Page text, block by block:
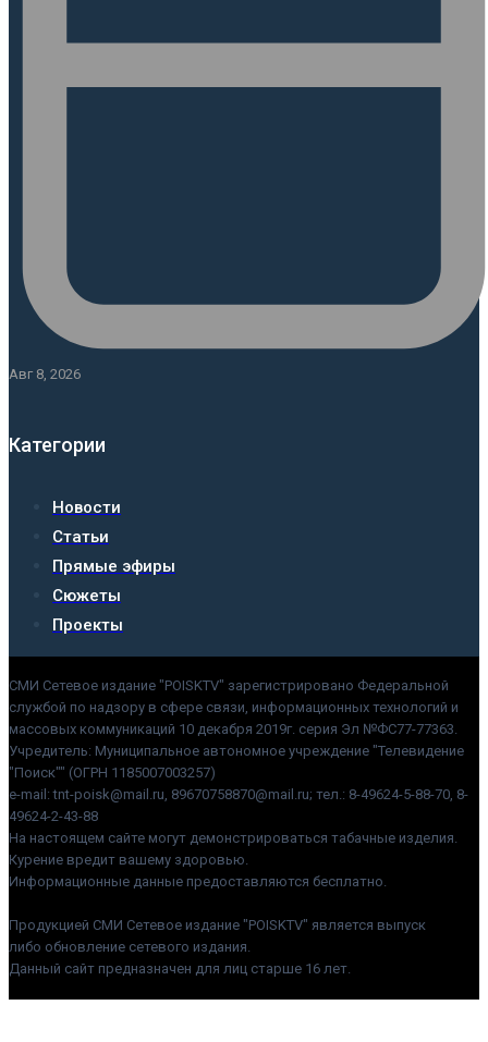
Авг 8, 2026
Категории
Новости
Статьи
Прямые эфиры
Сюжеты
Проекты
СМИ Сетевое издание "POISKTV" зарегистрировано Федеральной
службой по надзору в сфере связи, информационных технологий и
массовых коммуникаций 10 декабря 2019г. серия Эл №ФС77-77363.
Учредитель: Муниципальное автономное учреждение "Телевидение
"Поиск"" (ОГРН 1185007003257)
e-mail: tnt-poisk@mail.ru, 89670758870@mail.ru; тел.: 8-49624-5-88-70, 8-
49624-2-43-88
На настоящем сайте могут демонстрироваться табачные изделия.
Курение вредит вашему здоровью.
Информационные данные предоставляются бесплатно.
Продукцией СМИ Сетевое издание "POISKTV" является выпуск
либо обновление сетевого издания.
Данный сайт предназначен для лиц старше 16 лет.